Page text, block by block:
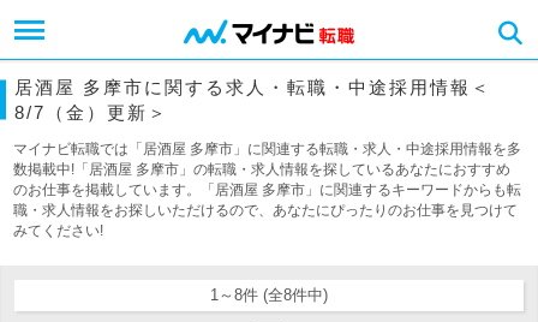
居酒屋 多摩市に関する求人・転職・中途採用情報＜
8/7（金）更新＞
マイナビ転職では「居酒屋 多摩市」に関連する転職・求人・中途採用情報を多
数掲載中!「居酒屋 多摩市」の転職・求人情報を探しているあなたにおすすめ
のお仕事を掲載しています。「居酒屋 多摩市」に関連するキーワードからも転
職・求人情報をお探しいただけるので、あなたにぴったりのお仕事を見つけて
みてください!
1～8件 (全8件中)